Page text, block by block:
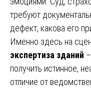
требуют
дефект, какова его
Именно здесь на
экспертиза зданий
получить истинное,
отличие от